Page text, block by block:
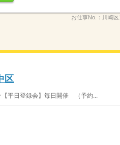
お仕事No.： 川崎
区
平日登録会】毎日開催 （予約...